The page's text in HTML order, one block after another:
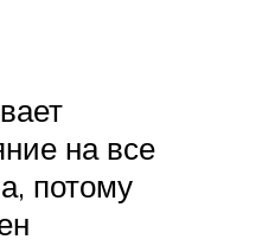
на все
потому